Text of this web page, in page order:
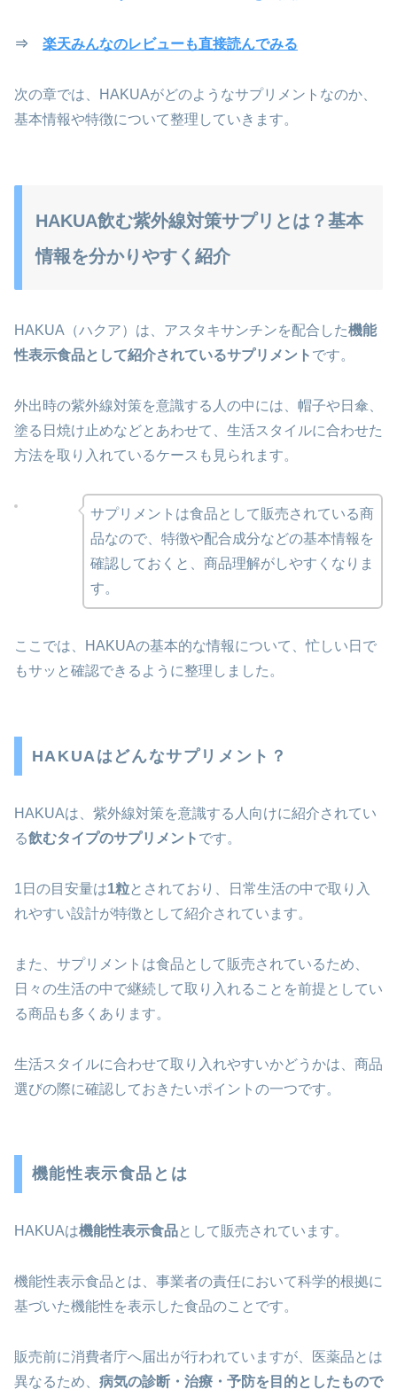
⇒ 楽天みんなのレビューも直接読んでみる
次の章では、HAKUAがどのようなサプリメントなのか、
基本情報や特徴について整理していきます。
HAKUA飲む紫外線対策サプリとは？基本
情報を分かりやすく紹介
HAKUA（ハクア）は、アスタキサンチンを配合した機能
性表示食品として紹介されているサプリメント です。
外出時の紫外線対策を意識する人の中には、帽子や日傘、
塗る日焼け止めなどとあわせて、生活スタイルに合わせた
方法を取り入れているケースも見られます。
サプリメントは食品として販売されている商
品なので、特徴や配合成分などの基本情報を
確認しておくと、商品理解がしやすくなりま
す。
ここでは、HAKUAの基本的な情報について、忙しい日で
もサッと確認できるように整理しました。
HAKUAはどんなサプリメント？
HAKUAは、紫外線対策を意識する人向けに紹介されてい
る飲むタイプのサプリメント です。
1日の目安量は1粒とされており、日常生活の中で取り入
れやすい設計が特徴として紹介されています。
また、サプリメントは食品として販売されているため、
日々の生活の中で継続して取り入れることを前提としてい
る商品も多くあります。
生活スタイルに合わせて取り入れやすいかどうかは、商品
選びの際に確認しておきたいポイントの一つです。
機能性表示食品とは
HAKUAは機能性表示食品として販売されています。
機能性表示食品とは、事業者の責任において科学的根拠に
基づいた機能性を表示した食品のことです。
販売前に消費者庁へ届出が行われていますが、医薬品とは
異なるため、 病気の診断・治療・予防を目的としたもので